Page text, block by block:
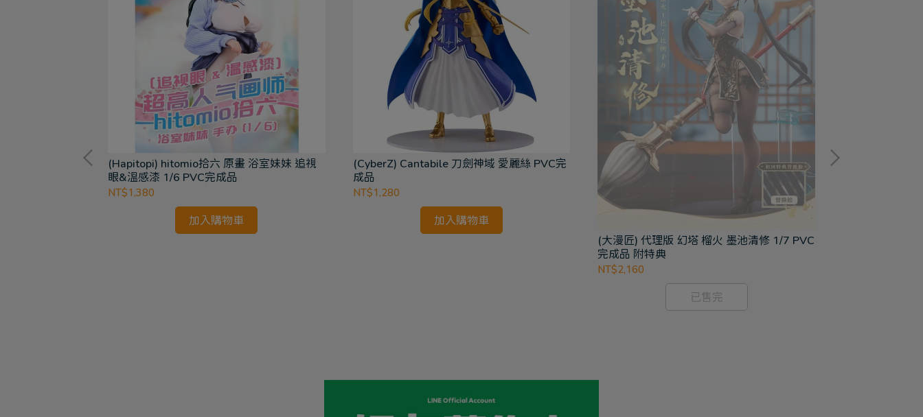
(Hapitopi) hitomio拾六 原畫 浴室妹妹 追視
眼&溫感漆 1/6 PVC完成品
NT$1,380
加入購物車
(CyberZ) Cantabile 刀劍神域 愛麗絲 PVC完
成品
NT$1,280
加入購物車
(大漫匠) 代理版 幻塔 榴火 墨池清修 1/7 PVC
完成品 附特典
NT$2,160
已售完